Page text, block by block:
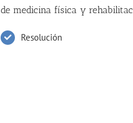
de medicina física y
Resolución